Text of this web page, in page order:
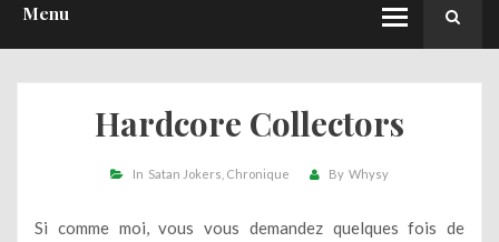
Menu
Hardcore Collectors
In Satan Jokers Chronique By Whysy
Si comme moi, vous vous demandez quelques fois de